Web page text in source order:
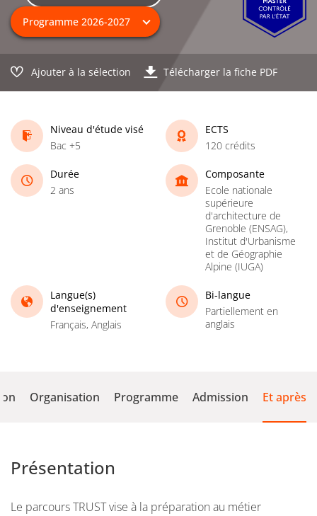
Ajouter à la sélection Télécharger la fiche PDF
Niveau d'étude visé
Bac +5
ECTS
120 crédits
Durée
2 ans
Composante
Ecole nationale
supérieure
d'architecture de
Grenoble (ENSAG),
Institut d'Urbanisme
et de Géographie
Alpine (IUGA)
Langue(s)
d'enseignement
Français, Anglais
Bi-langue
Partiellement en
anglais
Organisation Programme Admission Et après
Présentation
Le parcours TRUST vise à la préparation au métier